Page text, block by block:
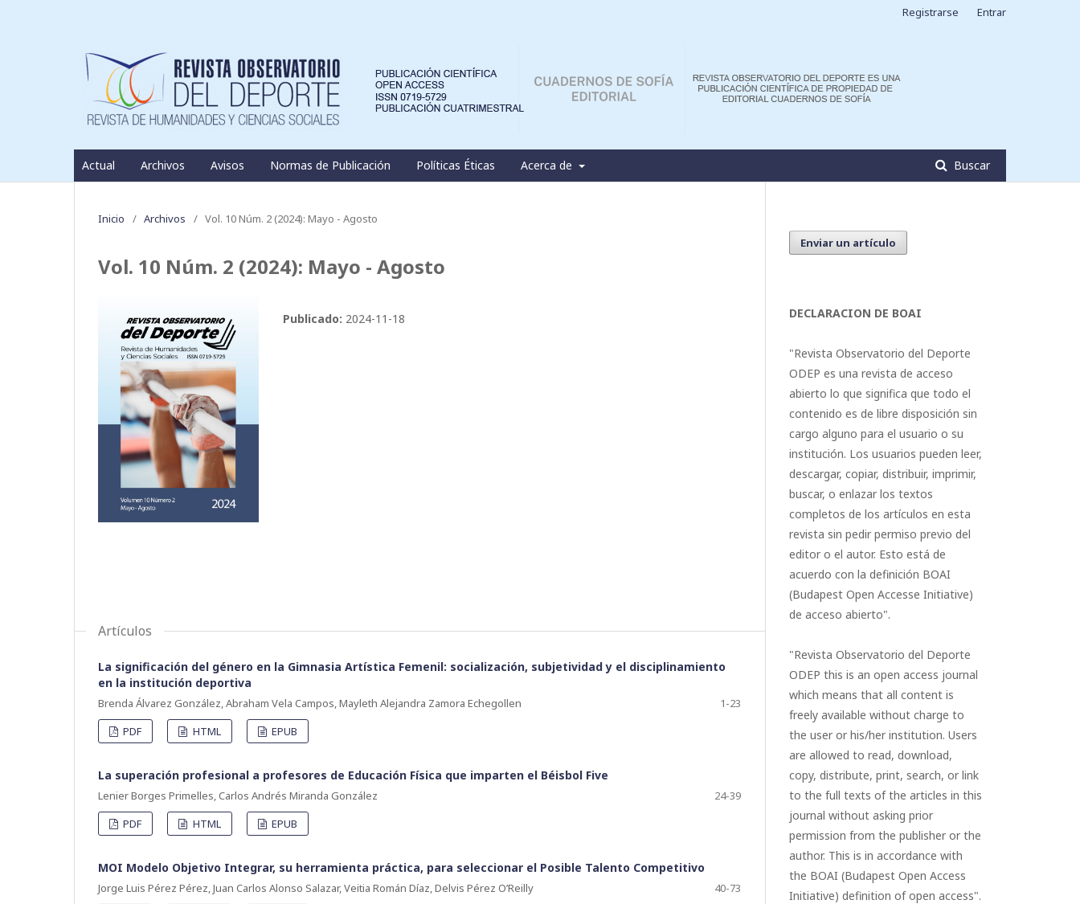
Actual Archivos Avisos Normas de Publicación Políticas Éticas Acerca de Buscar
Registrarse Entrar
Inicio / Archivos / Vol. 10 Núm. 2 (2024): Mayo - Agosto
Vol. 10 Núm. 2 (2024): Mayo - Agosto
Publicado: 2024-11-18
Artículos
La significación del género en la Gimnasia Artística Femenil: socialización, subjetividad y el disciplinamiento
en la institución deportiva
Brenda Álvarez González, Abraham Vela Campos, Mayleth Alejandra Zamora Echegollen
1-23
PDF
HTML EPUB
La superación profesional a profesores de Educación Física que imparten el Béisbol Five
Lenier Borges Primelles, Carlos Andrés Miranda González
24-39
PDF
HTML EPUB
MOI Modelo Objetivo Integrar, su herramienta práctica, para seleccionar el Posible Talento Competitivo
Jorge Luis Pérez Pérez, Juan Carlos Alonso Salazar, Veitia Román Díaz, Delvis Pérez O’Reilly
40-73
Enviar un artículo
DECLARACION DE BOAI
"Revista Observatorio del Deporte
ODEP es una revista de acceso
abierto lo que significa que todo el
contenido es de libre disposición sin
cargo alguno para el usuario o su
institución. Los usuarios pueden leer,
descargar, copiar, distribuir, imprimir,
buscar, o enlazar los textos
completos de los artículos en esta
revista sin pedir permiso previo del
editor o el autor. Esto está de
acuerdo con la definición BOAI
(Budapest Open Accesse Initiative)
de acceso abierto".
"Revista Observatorio del Deporte
ODEP this is an open access journal
which means that all content is
freely available without charge to
the user or his/her institution. Users
are allowed to read, download,
copy, distribute, print, search, or link
to the full texts of the articles in this
journal without asking prior
permission from the publisher or the
author. This is in accordance with
the BOAI (Budapest Open Access
Initiative) definition of open access".